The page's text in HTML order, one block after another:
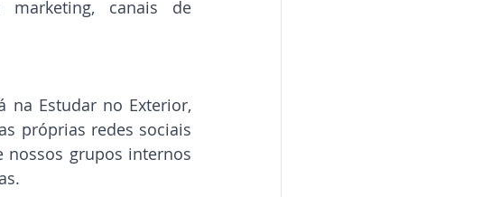
canais de
na Estudar no Exterior,
próprias redes sociais
nossos grupos internos